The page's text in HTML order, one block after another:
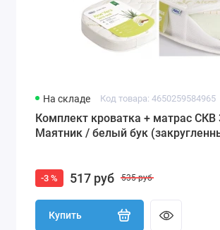
На складе Код товара: 4650259584965
Комплект кроватка + матрас СКВ
Маятник / белый бук
-3 % 517 руб 535 руб
Купить